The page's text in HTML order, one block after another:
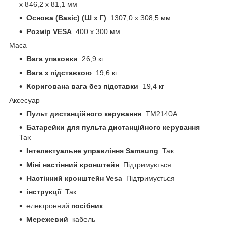
х 846,2 х 81,1 мм
Основа (Basic) (Ш x Г)
1307,0 х 308,5 мм
Розмір VESA 400 х 300 мм
Маса
Вага упаковки
26,9 кг
Вага з підставкою 19,6 кг
Коригована вага без підставки
19,4 кг
Аксесуар
Пульт дистанційного керування ТМ2140А
Батарейки для пульта дистанційного керування
Так
Інтелектуальне управління Samsung Так
Міні настінний кронштейн Підтримується
Настінний кронштейн Vesa Підтримується
інструкції Так
електронний посібник
Мережевий
кабель